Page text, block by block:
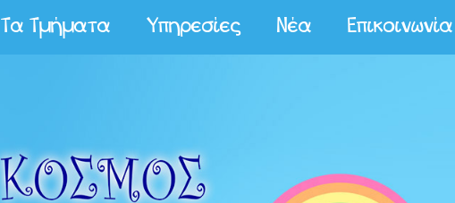
Τα Τμήματα Υπηρεσίες Νέα Επικοινωνία